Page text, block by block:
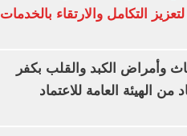
لتعزيز التكامل والارتقاء بالخدمات
وأمراض الكبد والقلب بكفر
من الهيئة العامة للاعتماد